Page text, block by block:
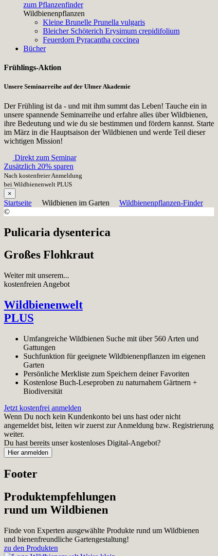
zum Pflanzenfinder
Wildbienenpflanzen
Kleine Brunelle Prunella vulgaris
Bleicher Schöterich Erysimum crepidifolium
Feuerdorn Pyracantha coccinea
Bücher
Frühlings-Aktion
Unsere Seminarreihe auf der Ulmer Akademie
Der Frühling ist da - und mit ihm summt das Leben! Tauche ein in
unsere spannende Seminarreihe und erfahre alles über Wildbienen,
ihre Bedeutung und wie du sie bestimmen und fördern kannst. Starte
im März in die Hauptsaison der Wildbienen und werde Teil dieser
wichtigen Mission!
Direkt zum Seminar
Zusätzlich 20% sparen
Nach kostenfreier Anmeldung
bei Wildbienenwelt PLUS
×
Startseite Wildbienen im Garten
Wildbienenpflanzen-Finder
©
Pulicaria dysenterica
Großes Flohkraut
Weiter mit unserem...
kostenfreien Angebot
Wildbienenwelt
PLUS
Umfangreiche Wildbienen Suche mit über 560 Arten und
Gattungen
Suchfunktion für geeignete Wildbienenpflanzen im eigenen
Garten
Persönliche Merkliste zum Speichern deiner Favoriten
Kostenlose Buch-Leseproben zu naturnahem Gärtnern +
Biodiversität
Jetzt kostenfrei anmelden
Wenn Du noch kein Kundenkonto bei uns hast oder nicht
angemeldet bist, leiten wir zuerst zur Anmeldung bzw. Registrierung
weiter.
Du hast bereits unser kostenloses Digital-Angebot?
Footer
Produktempfehlungen
rund um Wildbienen
Finde von Experten ausgewählte Produkte rund um Wildbienen
und bienenfreundliche Gartengestaltung!
zu den Produkten